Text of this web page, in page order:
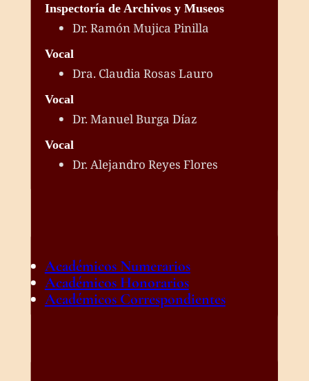
Inspectoría de Archivos y Museos
Dr. Ramón Mujica Pinilla
Vocal
Dra. Claudia Rosas Lauro
Vocal
Dr. Manuel Burga Díaz
Vocal
Dr. Alejandro Reyes Flores
Académicos Numerarios
Académicos Honorarios
Académicos Correspondientes